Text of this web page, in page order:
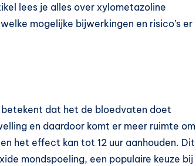
lees je alles over xylometazoline
mogelijke bijwerkingen en risico’s er
dat het de bloedvaten doet
en daardoor komt er meer ruimte om
het effect kan tot 12 uur aanhouden. Dit
mondspoeling, een populaire keuze bij